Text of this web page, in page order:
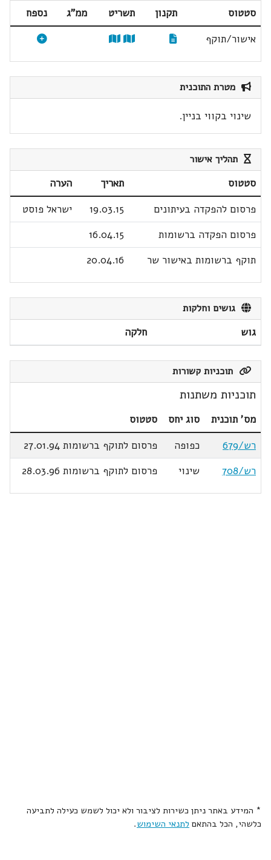
סטטוס תקנון תשריט ממ"ג
נספח
אישור/תוקף
מטרת התוכנית
שינוי בקווי בניין.
תהליך אישור
סטטוס תאריך
הערה
פרסום להפקדה בעיתונים
19.03.15
ישראל פוסט
פרסום הפקדה ברשומות
16.04.15
תוקף ברשומות באישור שר
20.04.16
גושים וחלקות
גוש חלקה
תוכניות קשורות
תוכניות משתנות
מס' תוכנית סוג יחס
סטטוס
רש/679
כפופה
פרסום לתוקף ברשומות 27.01.94
רש/708
שינוי פרסום לתוקף ברשומות 28.03.96
* המידע באתר ניתן כשירות לציבור ולא יכול לשמש כעילה לתביעה
כלשהי, הכל בהתאם לתנאי השימוש.